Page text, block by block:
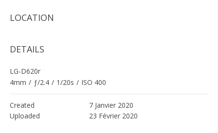
LOCATION
DETAILS
LG-D620r
4mm / ƒ/2.4 / 1/20s / ISO 400
Created
7 Janvier 2020
Uploaded
23 Février 2020